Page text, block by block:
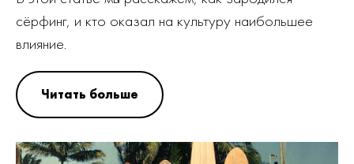
сёрфинг, и кто оказал на культуру наибольшее
влияние.
Читать больше